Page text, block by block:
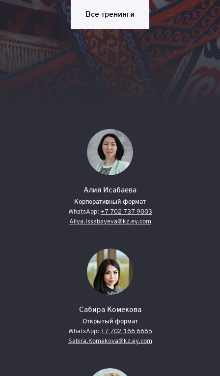
Все тренинги
Алия Исабаева
Корпоративный формат
WhatsApp: +7 702 737 9003
Aliya.Issabayeva@kz.ey.com
Сабира Комекова
Открытый формат
WhatsApp: +7 702 166 6665
Sabira.Komekova@kz.ey.com